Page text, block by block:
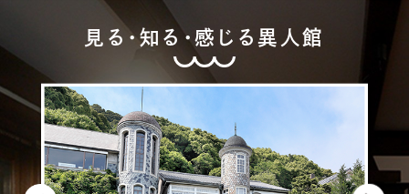
見る・知る・感じる異人館